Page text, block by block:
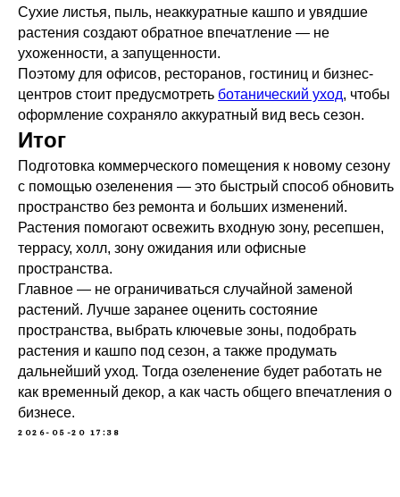
Сухие листья, пыль, неаккуратные кашпо и увядшие
растения создают обратное впечатление — не
ухоженности, а запущенности.
Поэтому для офисов, ресторанов, гостиниц и бизнес-
центров стоит предусмотреть ботанический уход, чтобы
оформление сохраняло аккуратный вид весь сезон.
Итог
Подготовка коммерческого помещения к новому сезону
с помощью озеленения — это быстрый способ обновить
пространство без ремонта и больших изменений.
Растения помогают освежить входную зону, ресепшен,
террасу, холл, зону ожидания или офисные
пространства.
Главное — не ограничиваться случайной заменой
растений. Лучше заранее оценить состояние
пространства, выбрать ключевые зоны, подобрать
растения и кашпо под сезон, а также продумать
дальнейший уход. Тогда озеленение будет работать не
как временный декор, а как часть общего впечатления о
бизнесе.
2026-05-20 17:38